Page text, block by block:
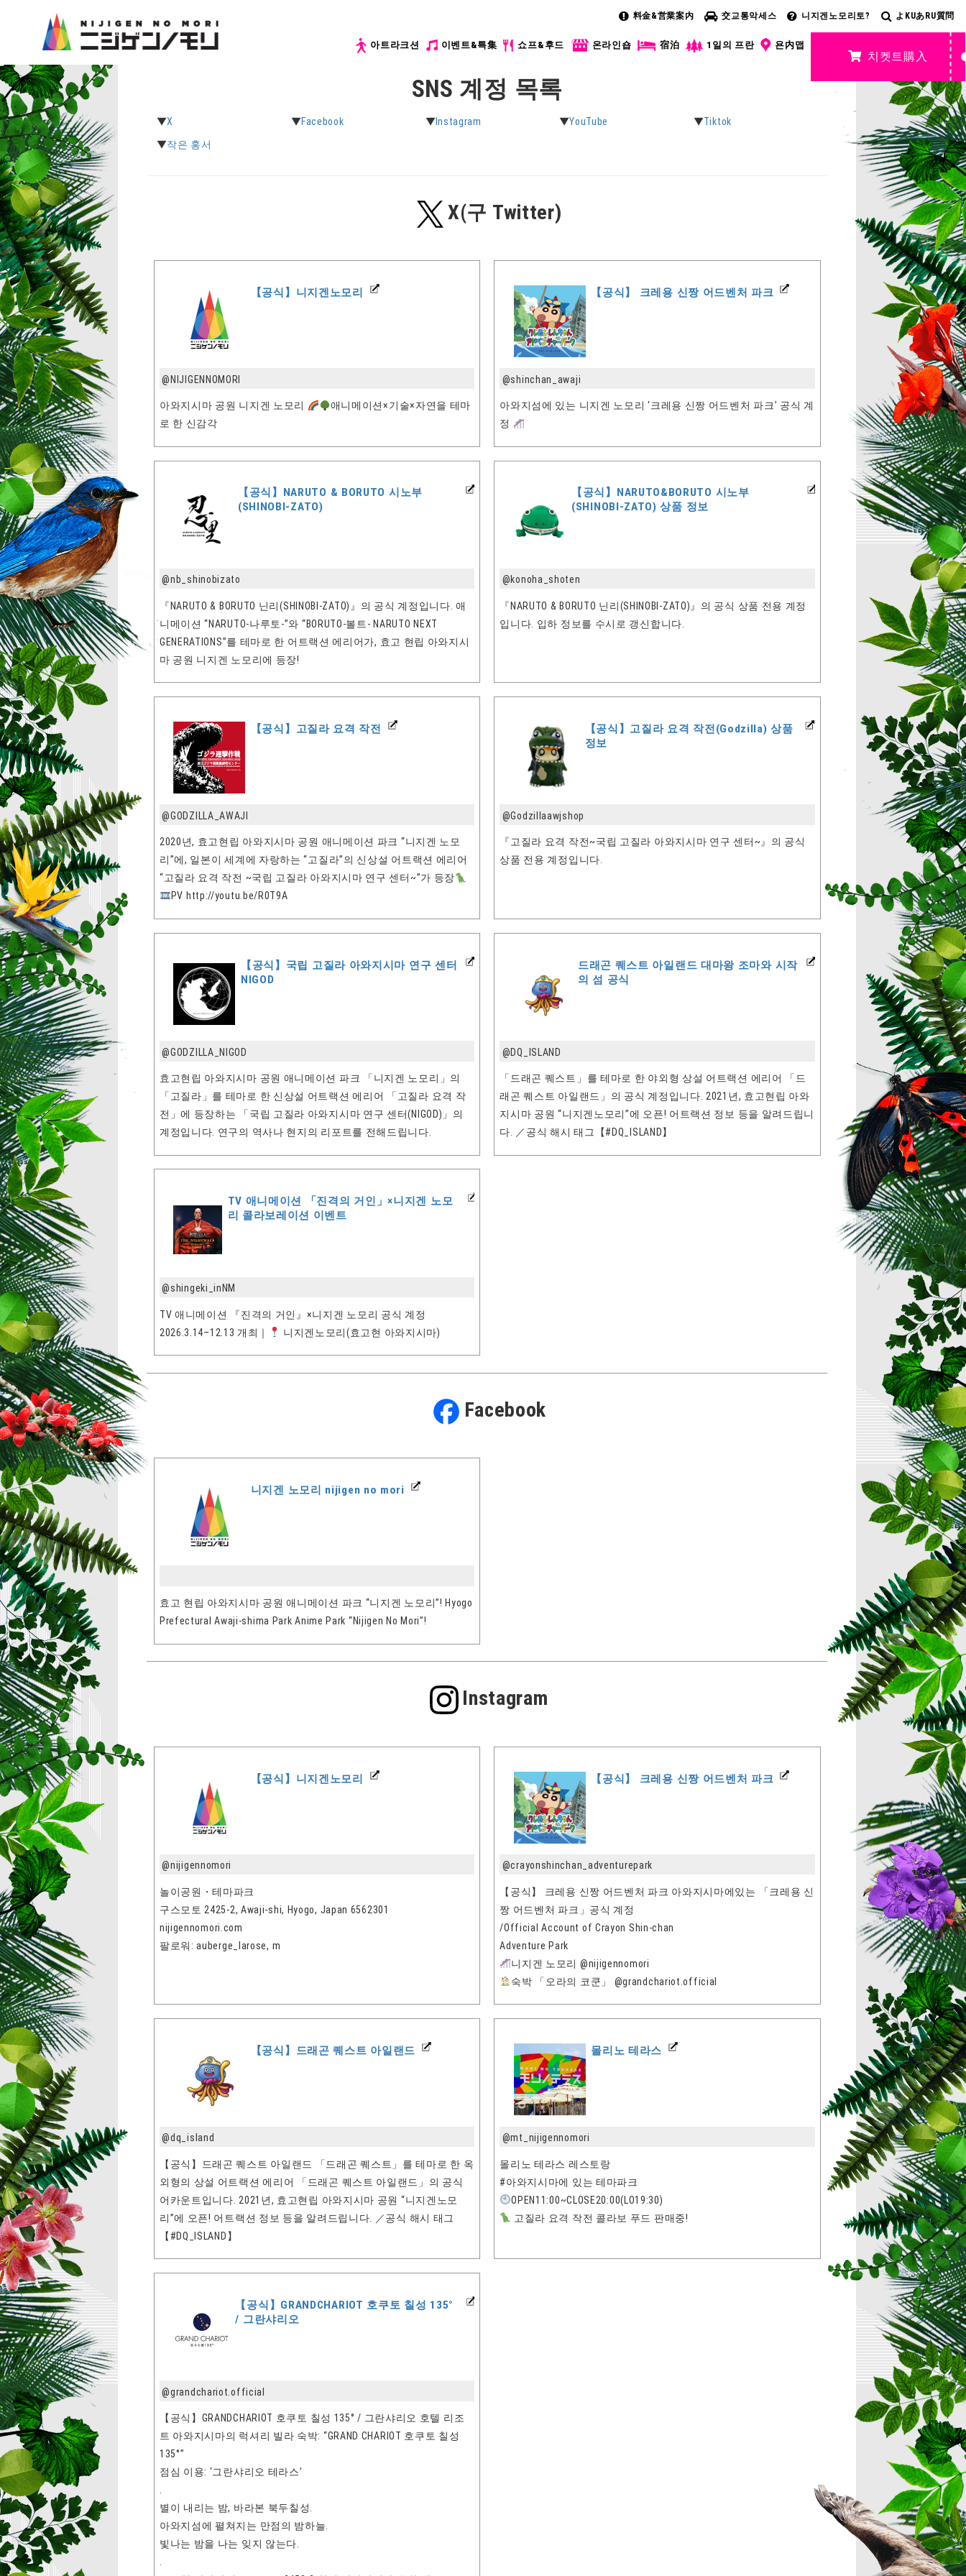
料金&営業案内 交교통악세스 니지겐노모리토? よKUあRU質問
아트라크션 이벤트&특集 쇼프&후드 온라인숍 宿泊 1일의 프란 욘内맵
치켓트購入
SNS 계정 목록
X Facebook Instagram YouTube
Tiktok
작은 홍서
X(구 Twitter)
【공식】니지겐노모리
@NIJIGENNOMORI
아와지시마 공원 니지겐 노모리
애니메이션×기술×자연을 테마
로 한 신감각
【공식】 크레용 신짱 어드벤처 파크
@shinchan_awaji
아와지섬에 있는 니지겐 노모리 ‘크레용 신짱 어드벤처 파크’ 공식 계
정
【공식】NARUTO & BORUTO 시노부
(SHINOBI-ZATO)
@nb_shinobizato
『NARUTO & BORUTO 닌리(SHINOBI-ZATO)』의 공식 계정입니다. 애
니메이션 “NARUTO-나루토-”와 “BORUTO-볼트- NARUTO NEXT
GENERATIONS”를 테마로 한 어트랙션 에리어가, 효고 현립 아와지시
마 공원 니지겐 노모리에 등장!
【공식】NARUTO&BORUTO 시노부
(SHINOBI-ZATO) 상품 정보
@konoha_shoten
『NARUTO & BORUTO 닌리(SHINOBI-ZATO)』의 공식 상품 전용 계정
입니다. 입하 정보를 수시로 갱신합니다.
【공식】고질라 요격 작전
@GODZILLA_AWAJI
2020년, 효고현립 아와지시마 공원 애니메이션 파크 “니지겐 노모
리”에, 일본이 세계에 자랑하는 “고질라”의 신상설 어트랙션 에리어
“고질라 요격 작전 ~국립 고질라 아와지시마 연구 센터~”가 등장
PV http://youtu.be/R0T9A
【공식】고질라 요격 작전(Godzilla) 상품
정보
@Godzillaawjshop
『고질라 요격 작전~국립 고질라 아와지시마 연구 센터~』의 공식
상품 전용 계정입니다.
【공식】국립 고질라 아와지시마 연구 센터
NIGOD
@GODZILLA_NIGOD
효고현립 아와지시마 공원 애니메이션 파크 「니지겐 노모리」의
「고질라」를 테마로 한 신상설 어트랙션 에리어 「고질라 요격 작
전」에 등장하는 「국립 고질라 아와지시마 연구 센터(NIGOD)」의
계정입니다. 연구의 역사나 현지의 리포트를 전해드립니다.
드래곤 퀘스트 아일랜드 대마왕 조마와 시작
의 섬 공식
@DQ_ISLAND
「드래곤 퀘스트」를 테마로 한 야외형 상설 어트랙션 에리어 「드
래곤 퀘스트 아일랜드」의 공식 계정입니다. 2021년, 효고현립 아와
지시마 공원 “니지겐노모리”에 오픈! 어트랙션 정보 등을 알려드립니
다. ／공식 해시 태그【#DQ_ISLAND】
TV 애니메이션 「진격의 거인」×니지겐 노모
리 콜라보레이션 이벤트
@shingeki_inNM
TV 애니메이션 『진격의 거인』×니지겐 노모리 공식 계정
2026.3.14–12.13 개최｜
니지겐노모리(효고현 아와지시마)
Facebook
니지겐 노모리 nijigen no mori
효고 현립 아와지시마 공원 애니메이션 파크 “니지겐 노모리”! Hyogo
Prefectural Awaji-shima Park Anime Park “Nijigen No Mori”!
Instagram
【공식】니지겐노모리
@nijigennomori
놀이공원・테마파크
구스모토 2425-2, Awaji-shi, Hyogo, Japan 6562301
nijigennomori.com
팔로워: auberge_larose, m
【공식】 크레용 신짱 어드벤처 파크
@crayonshinchan_adventurepark
【공식】 크레용 신짱 어드벤처 파크 아와지시마에있는 「크레용 신
짱 어드벤처 파크」공식 계정
/Official Account of Crayon Shin-chan
Adventure Park
니지겐 노모리 @nijigennomori
숙박 「오라의 코쿤」 @grandchariot.official
【공식】드래곤 퀘스트 아일랜드
@dq_island
【공식】드래곤 퀘스트 아일랜드 「드래곤 퀘스트」를 테마로 한 옥
외형의 상설 어트랙션 에리어 「드래곤 퀘스트 아일랜드」의 공식
어카운트입니다. 2021년, 효고현립 아와지시마 공원 “니지겐노모
리”에 오픈! 어트랙션 정보 등을 알려드립니다. ／공식 해시 태그
【#DQ_ISLAND】
몰리노 테라스
@mt_nijigennomori
몰리노 테라스 레스토랑
#아와지시마에 있는 테마파크
OPEN11:00~CLOSE20:00(LO19:30)
고질라 요격 작전 콜라보 푸드 판매중!
【공식】GRANDCHARIOT 호쿠토 칠성 135°
/ 그란샤리오
@grandchariot.official
【공식】GRANDCHARIOT 호쿠토 칠성 135° / 그란샤리오 호텔 리조
트 아와지시마의 럭셔리 빌라 숙박: “GRAND CHARIOT 호쿠토 칠성
135°”
점심 이용: ‘그란샤리오 테라스’
별이 내리는 밤, 바라본 북두칠성.
아와지섬에 펼쳐지는 만점의 밤하늘.
빛나는 밤을 나는 잊지 않는다.